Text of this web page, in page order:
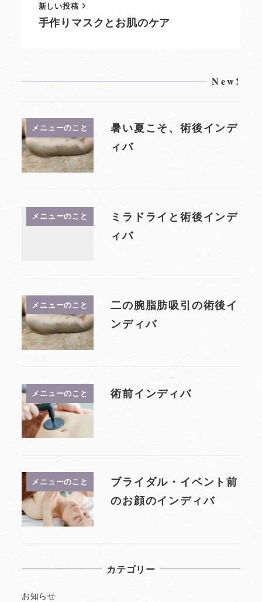
新しい投稿
手作りマスクとお肌のケア
New!
メニューのこと
暑い夏こそ、術後インデ
ィバ
メニューのこと
ミラドライと術後インデ
ィバ
メニューのこと
二の腕脂肪吸引の術後イ
ンディバ
メニューのこと 術前インディバ
メニューのこと
ブライダル・イベント前
のお顔のインディバ
カテゴリー
お知らせ